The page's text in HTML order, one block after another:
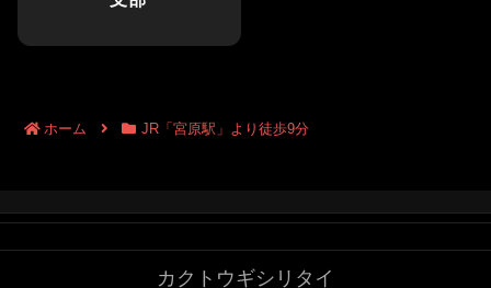
ホーム JR「宮原駅」より徒歩9分
カクトウギシリタイ